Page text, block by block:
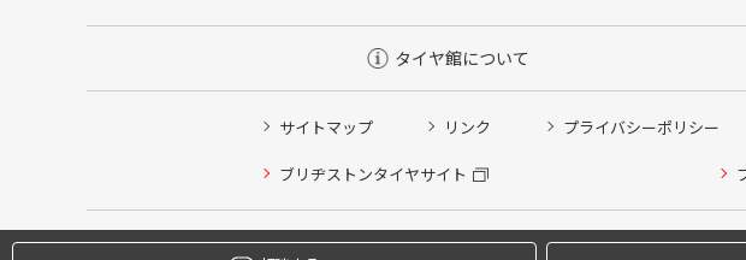
タイヤ館について
サイトマップ リンク プライバシーポリシー
ブリヂストンタイヤサイト
Copyright © 2024
タイヤ点検・安全点検/タイヤ履き替え/オイル交換/その他ピット作業の予約
クローク契約会員専用タイヤ履き替え※タイヤ履き替えを希望のクローク契約会員の方
本日のタイヤ履き替え順番待ち予約 ※クローク契約会員の方はご利用いただけません